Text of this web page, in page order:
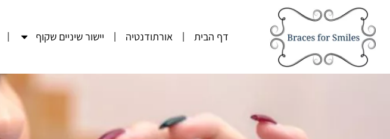
דף הבית אורתודנטיה יישור שיניים שקוף